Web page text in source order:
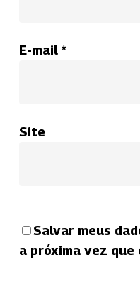
E-mail *
Site
Salvar meus
a próxima vez que